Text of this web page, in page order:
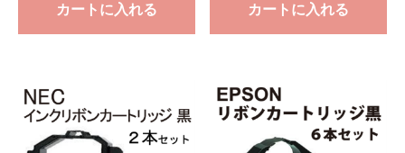
カートに入れる カートに入れる